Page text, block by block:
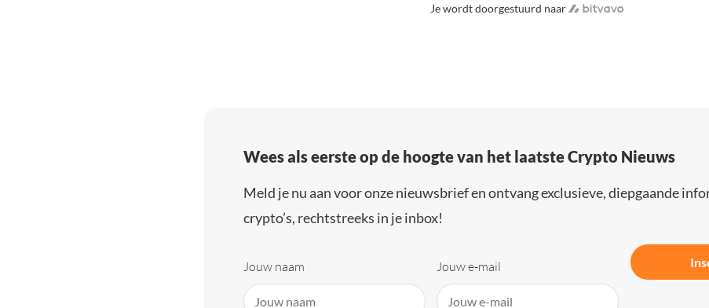
Je wordt doorgestuurd naar
Wees als eerste op de hoogte van het laatste Crypto Nieuws
Meld je nu aan voor onze nieuwsbrief en ontvang exclusieve, diepgaande
crypto’s, rechtstreeks in je inbox!
Jouw naam Jouw e-mail